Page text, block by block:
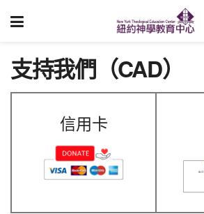
支持我們（CAD）
信用卡